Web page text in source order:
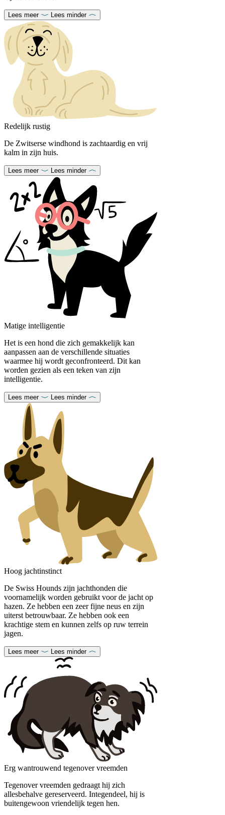
Lees meer Lees minder
Redelijk rustig
De Zwitserse windhond is zachtaardig en vrij
kalm in zijn huis.
Lees meer Lees minder
Matige intelligentie
Het is een hond die zich gemakkelijk kan
aanpassen aan de verschillende situaties
waarmee hij wordt geconfronteerd. Dit kan
worden gezien als een teken van zijn
intelligentie.
Lees meer Lees minder
Hoog jachtinstinct
De Swiss Hounds zijn jachthonden die
voornamelijk worden gebruikt voor de jacht op
hazen. Ze hebben een zeer fijne neus en zijn
uiterst betrouwbaar. Ze hebben ook een
krachtige stem en kunnen zelfs op ruw terrein
jagen.
Lees meer Lees minder
Erg wantrouwend tegenover vreemden
Tegenover vreemden gedraagt ​​hij zich
allesbehalve gereserveerd. Integendeel, hij is
buitengewoon vriendelijk tegen hen.